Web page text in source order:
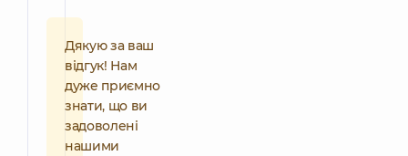
Дякую за ваш
відгук! Нам
дуже приємно
знати, що ви
задоволені
нашими